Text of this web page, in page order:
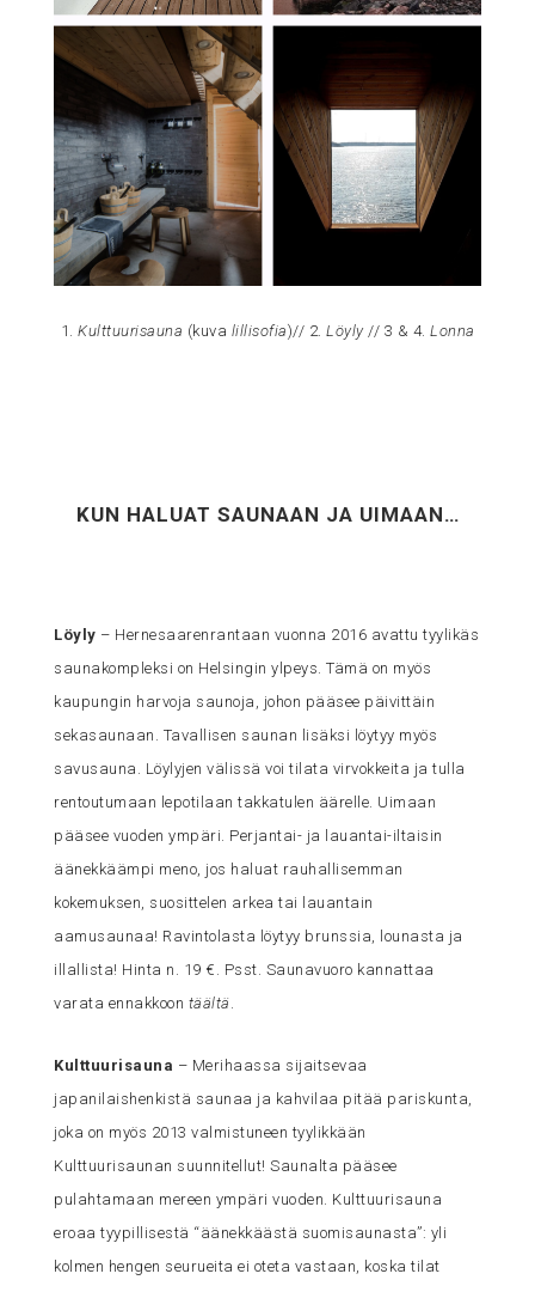
1. Kulttuurisauna (kuva lillisofia)// 2. Löyly// 3 & 4. Lonna
KUN HALUAT SAUNAAN JA UIMAAN…
Löyly – Hernesaarenrantaan vuonna 2016 avattu tyylikäs
saunakompleksi on Helsingin ylpeys. Tämä on myös
kaupungin harvoja saunoja, johon pääsee päivittäin
sekasaunaan. Tavallisen saunan lisäksi löytyy myös
savusauna. Löylyjen välissä voi tilata virvokkeita ja tulla
rentoutumaan lepotilaan takkatulen äärelle. Uimaan
pääsee vuoden ympäri. Perjantai- ja lauantai-iltaisin
äänekkäämpi meno, jos haluat rauhallisemman
kokemuksen, suosittelen arkea tai lauantain
aamusaunaa! Ravintolasta löytyy brunssia, lounasta ja
illallista! Hinta n. 19 €. Psst. Saunavuoro kannattaa
varata ennakkoon täältä.
Kulttuurisauna – Merihaassa sijaitsevaa
japanilaishenkistä saunaa ja kahvilaa pitää pariskunta,
joka on myös 2013 valmistuneen tyylikkään
Kulttuurisaunan suunnitellut! Saunalta pääsee
pulahtamaan mereen ympäri vuoden. Kulttuurisauna
eroaa tyypillisestä “äänekkäästä suomisaunasta”: yli
kolmen hengen seurueita ei oteta vastaan, koska tilat